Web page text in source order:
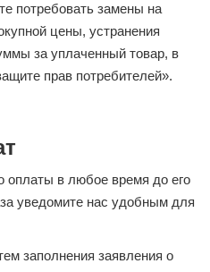
потребовать замены на
цены, устранения
за уплаченный товар, в
прав потребителей».
оплаты в любое время до его
уведомите нас удобным для
заполнения заявления о